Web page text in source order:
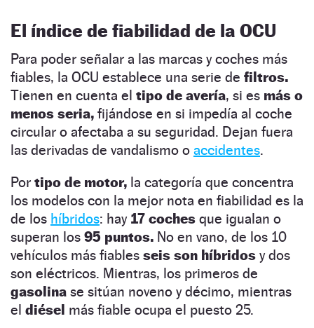
El índice de fiabilidad de la OCU
Para poder señalar a las marcas y coches más
fiables, la OCU establece una serie de filtros.
Tienen en cuenta el tipo de avería, si es más o
menos seria, fijándose en si impedía al coche
circular o afectaba a su seguridad. Dejan fuera
las derivadas de vandalismo o accidentes.
Por tipo de motor, la categoría que concentra
los modelos con la mejor nota en fiabilidad es la
de los híbridos: hay 17 coches que igualan o
superan los 95 puntos. No en vano, de los 10
vehículos más fiables seis son híbridos y dos
son eléctricos. Mientras, los primeros de
gasolina se sitúan noveno y décimo, mientras
el diésel más fiable ocupa el puesto 25.